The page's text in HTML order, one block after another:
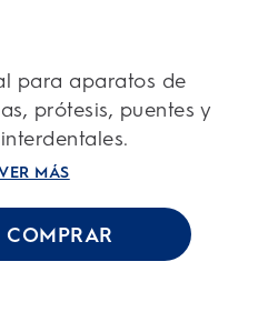
para aparatos de
prótesis, puentes y
MÁS